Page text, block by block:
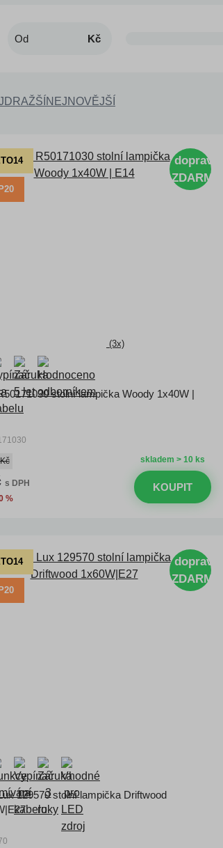
Kč
NEJNOVĚJŠÍ
doprava
ZDARMA
(3x)
stolní lampička Woody 1x40W |
skladem > 10 ks
s DPH
%
KOUPIT
doprava
ZDARMA
129570 stolní lampička Driftwood